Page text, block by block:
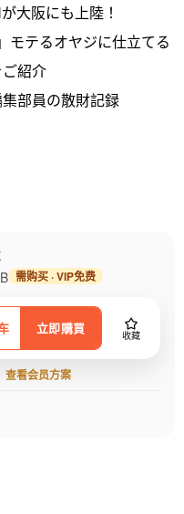
大阪にも上陸！
モテるオヤジに仕立てる
紹介
部員の散財記録
立即購買 收藏
需购买 · VIP免费
查看会员方案